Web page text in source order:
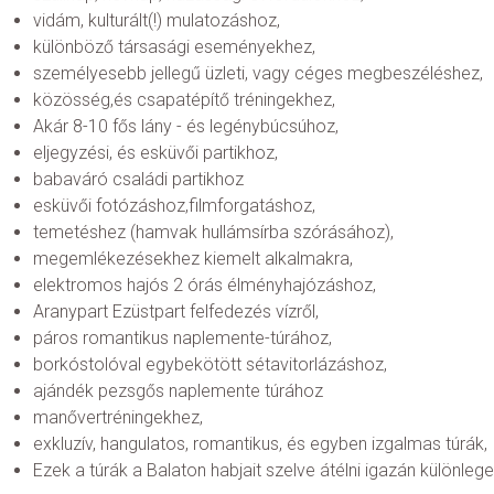
vidám, kulturált(!) mulatozáshoz,
különböző társasági eseményekhez,
személyesebb jellegű üzleti, vagy céges megbeszéléshez,
közösség,és csapatépítő tréningekhez,
Akár 8-10 fős lány - és legénybúcsúhoz,
eljegyzési, és esküvői partikhoz,
babaváró családi partikhoz
esküvői fotózáshoz,filmforgatáshoz,
temetéshez (hamvak hullámsírba szórásához),
megemlékezésekhez kiemelt alkalmakra,
elektromos hajós 2 órás élményhajózáshoz,
Aranypart Ezüstpart felfedezés vízről,
páros romantikus naplemente-túrához,
borkóstolóval egybekötött sétavitorlázáshoz,
ajándék pezsgős naplemente túrához
manővertréningekhez,
exkluzív, hangulatos, romantikus, és egyben izgalmas túrák,
Ezek a túrák a Balaton habjait szelve átélni igazán